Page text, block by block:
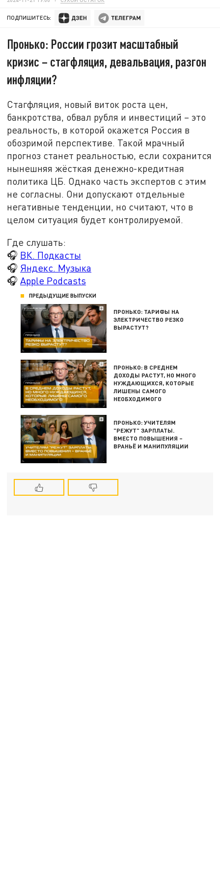
ПОДПИШИТЕСЬ:
Пронько: России грозит масштабный
кризис – стагфляция, девальвация, разгон
инфляции?
Стагфляция, новый виток роста цен,
банкротства, обвал рубля и инвестиций – это
реальность, в которой окажется Россия в
обозримой перспективе. Такой мрачный
прогноз станет реальностью, если сохранится
нынешняя жёсткая денежно-кредитная
политика ЦБ. Однако часть экспертов с этим
не согласны. Они допускают отдельные
негативные тенденции, но считают, что в
целом ситуация будет контролируемой.
Где слушать:
🎧 ВК. Подкасты
🎧 Яндекс. Музыка
🎧 Apple Podcasts
ПРЕДЫДУЩИЕ ВЫПУСКИ
ПРОНЬКО: ТАРИФЫ НА
ЭЛЕКТРИЧЕСТВО РЕЗКО
ВЫРАСТУТ?
ПРОНЬКО: В СРЕДНЕМ
ДОХОДЫ РАСТУТ, НО МНОГО
НУЖДАЮЩИХСЯ, КОТОРЫЕ
ЛИШЕНЫ САМОГО
НЕОБХОДИМОГО
ПРОНЬКО: УЧИТЕЛЯМ
"РЕЖУТ" ЗАРПЛАТЫ.
ВМЕСТО ПОВЫШЕНИЯ –
ВРАНЬЁ И МАНИПУЛЯЦИИ